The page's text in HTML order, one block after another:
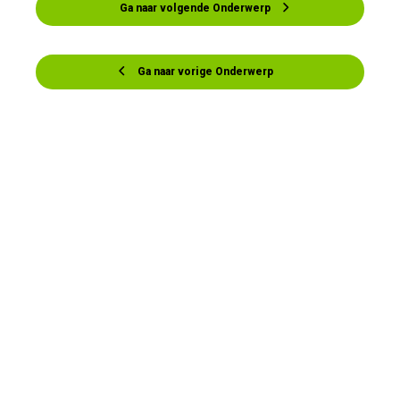
Ga naar vorige Onderwerp
Ga naar volgende Onderwerp